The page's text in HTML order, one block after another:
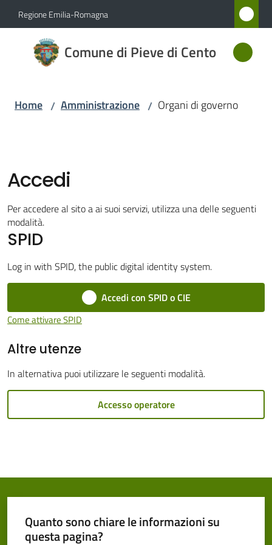
Vai al contenuto
Vai alla navigazione
Vai al footer
Regione Emilia-Romagna
Comune di Pieve di Cento
Comune
di Pieve
Servizi
Vivere
di
Cento
Trasparente
Tutti
Home / Amministrazione / Organi di governo
Accedi
Per accedere al sito a ai suoi servizi, utilizza una delle seguenti
modalità.
SPID
Log in with SPID, the public digital identity system.
Accedi con SPID o CIE
Come attivare SPID
Altre utenze
In alternativa puoi utilizzare le seguenti modalità.
Accesso operatore
Quanto sono chiare le informazioni su
questa pagina?